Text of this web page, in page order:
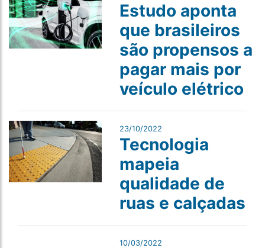
Estudo aponta
que brasileiros
são propensos a
pagar mais por
veículo elétrico
23/10/2022
Tecnologia
mapeia
qualidade de
ruas e calçadas
10/03/2022